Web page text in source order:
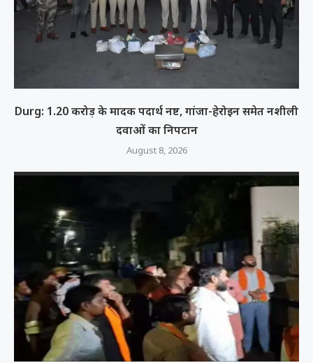
Durg: 1.20 करोड़ के मादक पदार्थ नष्ट, गांजा-हेरोइन समेत नशीली
दवाओं का निपटान
August 8, 2026